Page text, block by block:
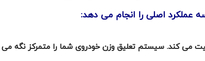
عملکرد اصلی را انجام می دهد: